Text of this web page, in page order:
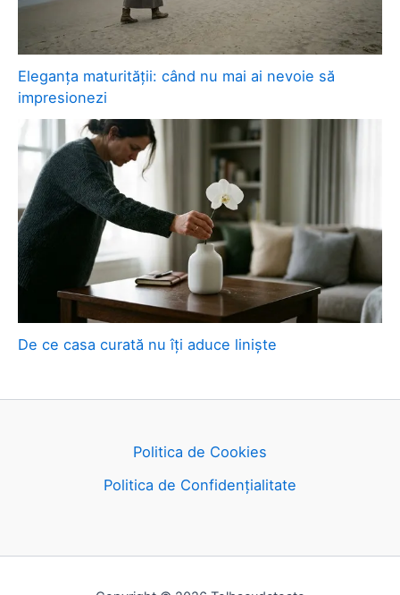
Eleganța maturității: când nu mai ai nevoie să
impresionezi
De ce casa curată nu îți aduce liniște
Politica de Cookies
Politica de Confidențialitate